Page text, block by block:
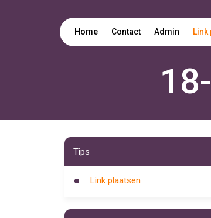
Home Contact Admin Link
Tips
Link plaatsen